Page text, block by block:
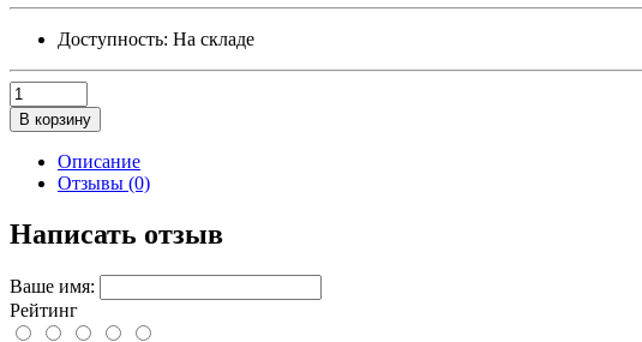
Доступность: На складе
В корзину
Описание
Отзывы (0)
Написать отзыв
Ваше имя:
Рейтинг